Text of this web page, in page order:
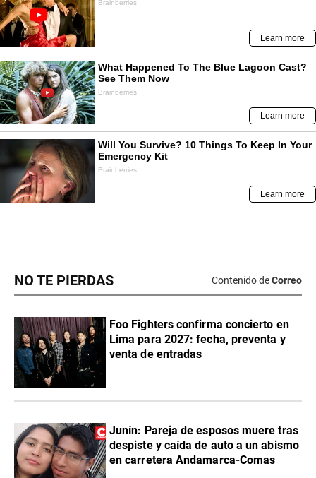
NO TE PIERDAS Contenido deCorreo
Foo Fighters confirma concierto en
Lima para 2027: fecha, preventa y
venta de entradas
Junín: Pareja de esposos muere tras
despiste y caída de auto a un abismo
en carretera Andamarca-Comas